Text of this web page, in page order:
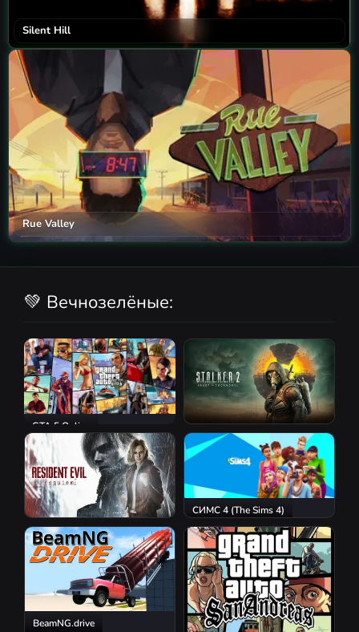
Silent Hill
Rue Valley
💚 Вечнозелёные:
GTA 5 Online
S.T.A.L.K.E.R. 2: Heart of
Chornobyl
Resident Evil Requiem
СИМС 4 (The Sims 4)
BeamNG.drive